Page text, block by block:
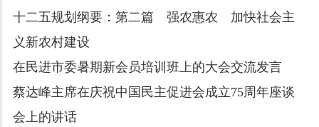
十二五规划纲要：第二篇 强农惠农 加快社会主
义新农村建设
在民进市委暑期新会员培训班上的大会交流发言
蔡达峰主席在庆祝中国民主促进会成立75周年座谈
会上的讲话